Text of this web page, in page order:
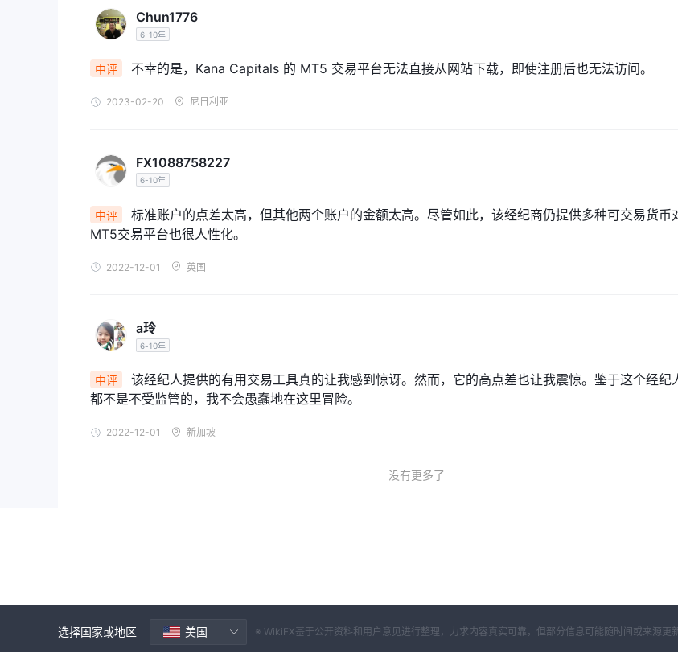
确保其资金和投资的安全。
下表总结了优点和缺点 Kana Capitals，一家在英国注册的外汇经纪商。虽然该经纪商提供有吸引力的功能，例如高达
市场工具
Kana Capitals为客户提供多样化的交易工具。一些可供交易的主要金融市场包括
者可以获得主要、次要和奇异的货币对，为投机和交易提供充足的机会。来自各种全球交易所的股票的可用性为交易者
来自世界各地的领先公司的机会。指数代表一篮子股票，交易者可以推测美国、欧洲和亚洲领先指数的表现。此外，加
您的要求。可用的帐户类型包括
这标准账户专为刚进入外汇市场的新手交易者而设计。此帐户类型需要
定点差，让新手更容易了解交易成本。
这ECN账户，另一方面，适用于更喜欢更小的点差和更快的执行速度的更有经验的交易者。此帐户类型需要更高的
$1,0000，但它提供可变点差且无重新报价。 ECN账户的最大杠杆也是从
专业账户专为需要访问更高级交易工具和功能的专业交易者量身定制。此帐户类型需要
除了这些帐户类型， Kana Capitals还为遵守伊斯兰教法的交易者提供伊斯兰账户。伊斯兰账户是无掉期的，不收取隔
中都可能不同，因此在从模拟账户过渡到真实账户时牢记这一点很重要。
如何开户？
Chun1776
6-10年
中评 不幸的是，Kana Capitals 的 MT5 交易平台无法直接从网站下载，即使注册后也无法访问。
2023-02-20 尼日利亚
FX1088758227
6-10年
中评
标准账户的点差太高，但其他两个账户的金额太高。尽管如此，该经纪商仍提供多种可交易货币
MT5交易平台也很人性化。
2022-12-01 英国
a玲
6-10年
中评
该经纪人提供的有用交易工具真的让我感到惊讶。然而，它的高点差也让我震惊。鉴于这个经纪
都不是不受监管的，我不会愚蠢地在这里冒险。
2022-12-01 新加坡
没有更多了
选择国家或地区 美国 ※ WikiFX基于公开资料和用户意见进行整理，力求内容真实可靠，但部分信息可能随时间或来源更